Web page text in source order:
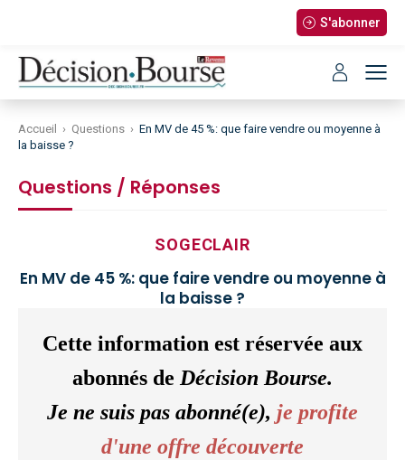
S'abonner
Accueil › Questions › En MV de 45 %: que faire vendre ou moyenne à
la baisse ?
Questions / Réponses
SOGECLAIR
En MV de 45 %: que faire vendre ou moyenne à
la baisse ?
Cette information est réservée aux
abonnés de Décision Bourse.
Je ne suis pas abonné(e), je profite
d'une offre découverte